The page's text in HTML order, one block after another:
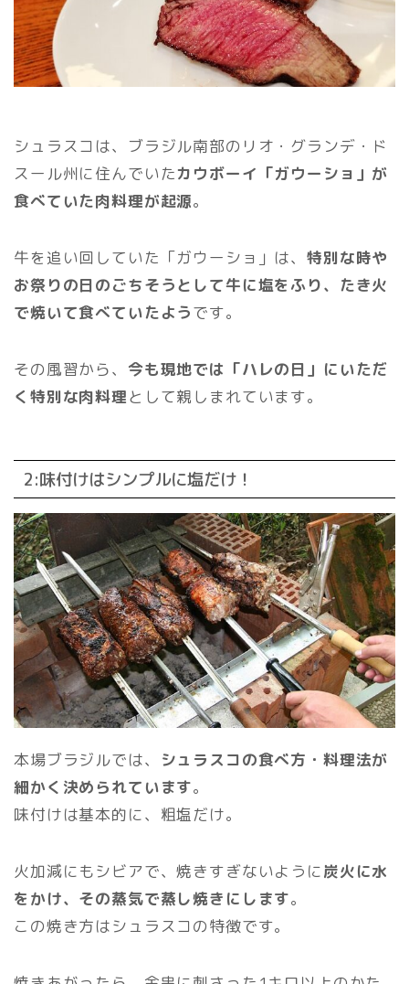
シュラスコは、ブラジル南部のリオ・グランデ・ド
スール州に住んでいたカウボーイ「ガウーショ」が
食べていた肉料理が起源。
牛を追い回していた「ガウーショ」は、特別な時や
お祭りの日のごちそうとして牛に塩をふり、たき火
で焼いて食べていたようです。
その風習から、 今も現地では「ハレの日」にいただ
く特別な肉料理として親しまれています。
2:味付けはシンプルに塩だけ！
本場ブラジルでは、
シュラスコの食べ方・料理法が
細かく決められています。
味付けは基本的に、粗塩だけ。
火加減にもシビアで、焼きすぎないように炭火に水
をかけ、その蒸気で蒸し焼きにします。
この焼き方はシュラスコの特徴です。